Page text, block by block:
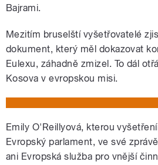
Bajrami.
Mezitím bruselští vyšetřovatelé
dokument, který měl dokazovat
Eulexu, záhadně zmizel. To dál
Kosova v evropskou misi.
Emily O'Reillyová, kterou
Evropský parlament, ve své
ani Evropská služba pro vnější